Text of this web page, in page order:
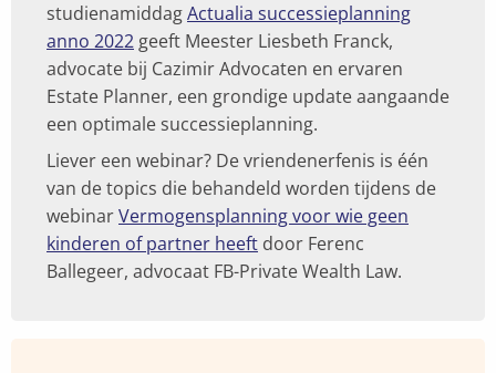
studienamiddagActualia successieplanning
anno 2022 geeft Meester Liesbeth Franck,
advocate bij Cazimir Advocaten en ervaren
Estate Planner, een grondige update aangaande
een optimale successieplanning.
Liever een webinar? De vriendenerfenis is één
van de topics die behandeld worden tijdens de
webinarVermogensplanning voor wie geen
kinderen of partner heeft door Ferenc
Ballegeer, advocaat FB-Private Wealth Law.